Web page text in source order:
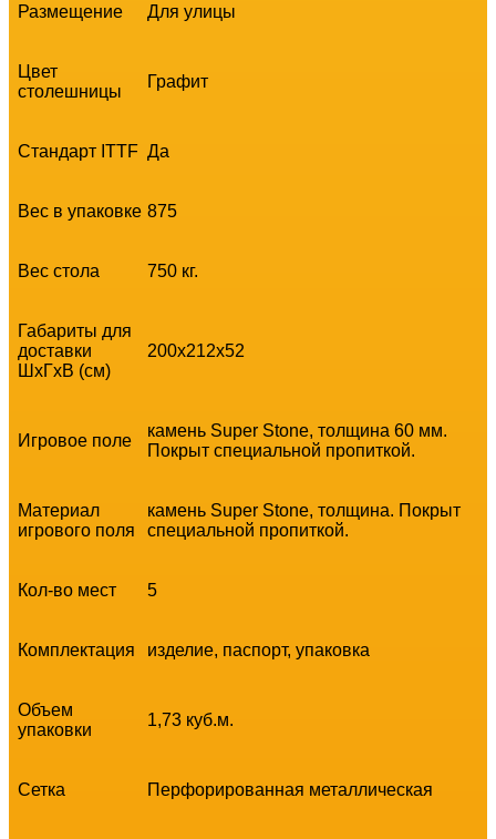
Размещение Для улицы
Цвет
столешницы
Графит
Стандарт ITTF Да
Вес в упаковке 875
Вес стола 750 кг.
Габариты для
доставки
ШхГхВ (см)
200х212х52
Игровое поле
камень Super Stone, толщина 60 мм.
Покрыт специальной пропиткой.
Материал
игрового поля
камень Super Stone, толщина. Покрыт
специальной пропиткой.
Кол-во мест 5
Комплектация изделие, паспорт, упаковка
Объем
упаковки
1,73 куб.м.
Сетка Перфорированная металлическая